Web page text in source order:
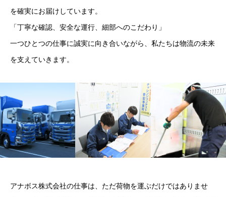
を確実にお届けしています。
「丁寧な確認、安全な運行、細部へのこだわり」
一つひとつの仕事に誠実に向き合いながら、私たちは物流の未来
を支えていきます。
アナボス株式会社の仕事は、ただ荷物を運ぶだけではありませ